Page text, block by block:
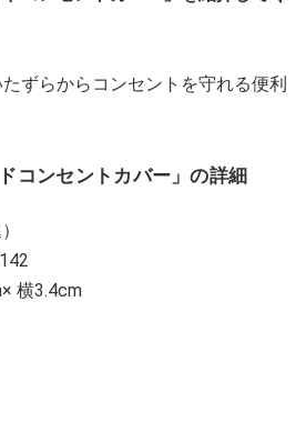
ずらからコンセントを守れる便利
コンセントカバー」の詳細
横3.4cm